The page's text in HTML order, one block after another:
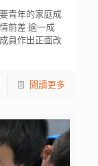
青年的家庭成
前差 逾一成
員作出正面改
閱讀更多